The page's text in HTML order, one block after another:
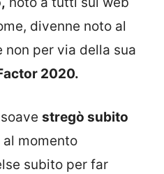
divenne noto al
per via della sua
2020.
stregò subito
al momento
subito per far